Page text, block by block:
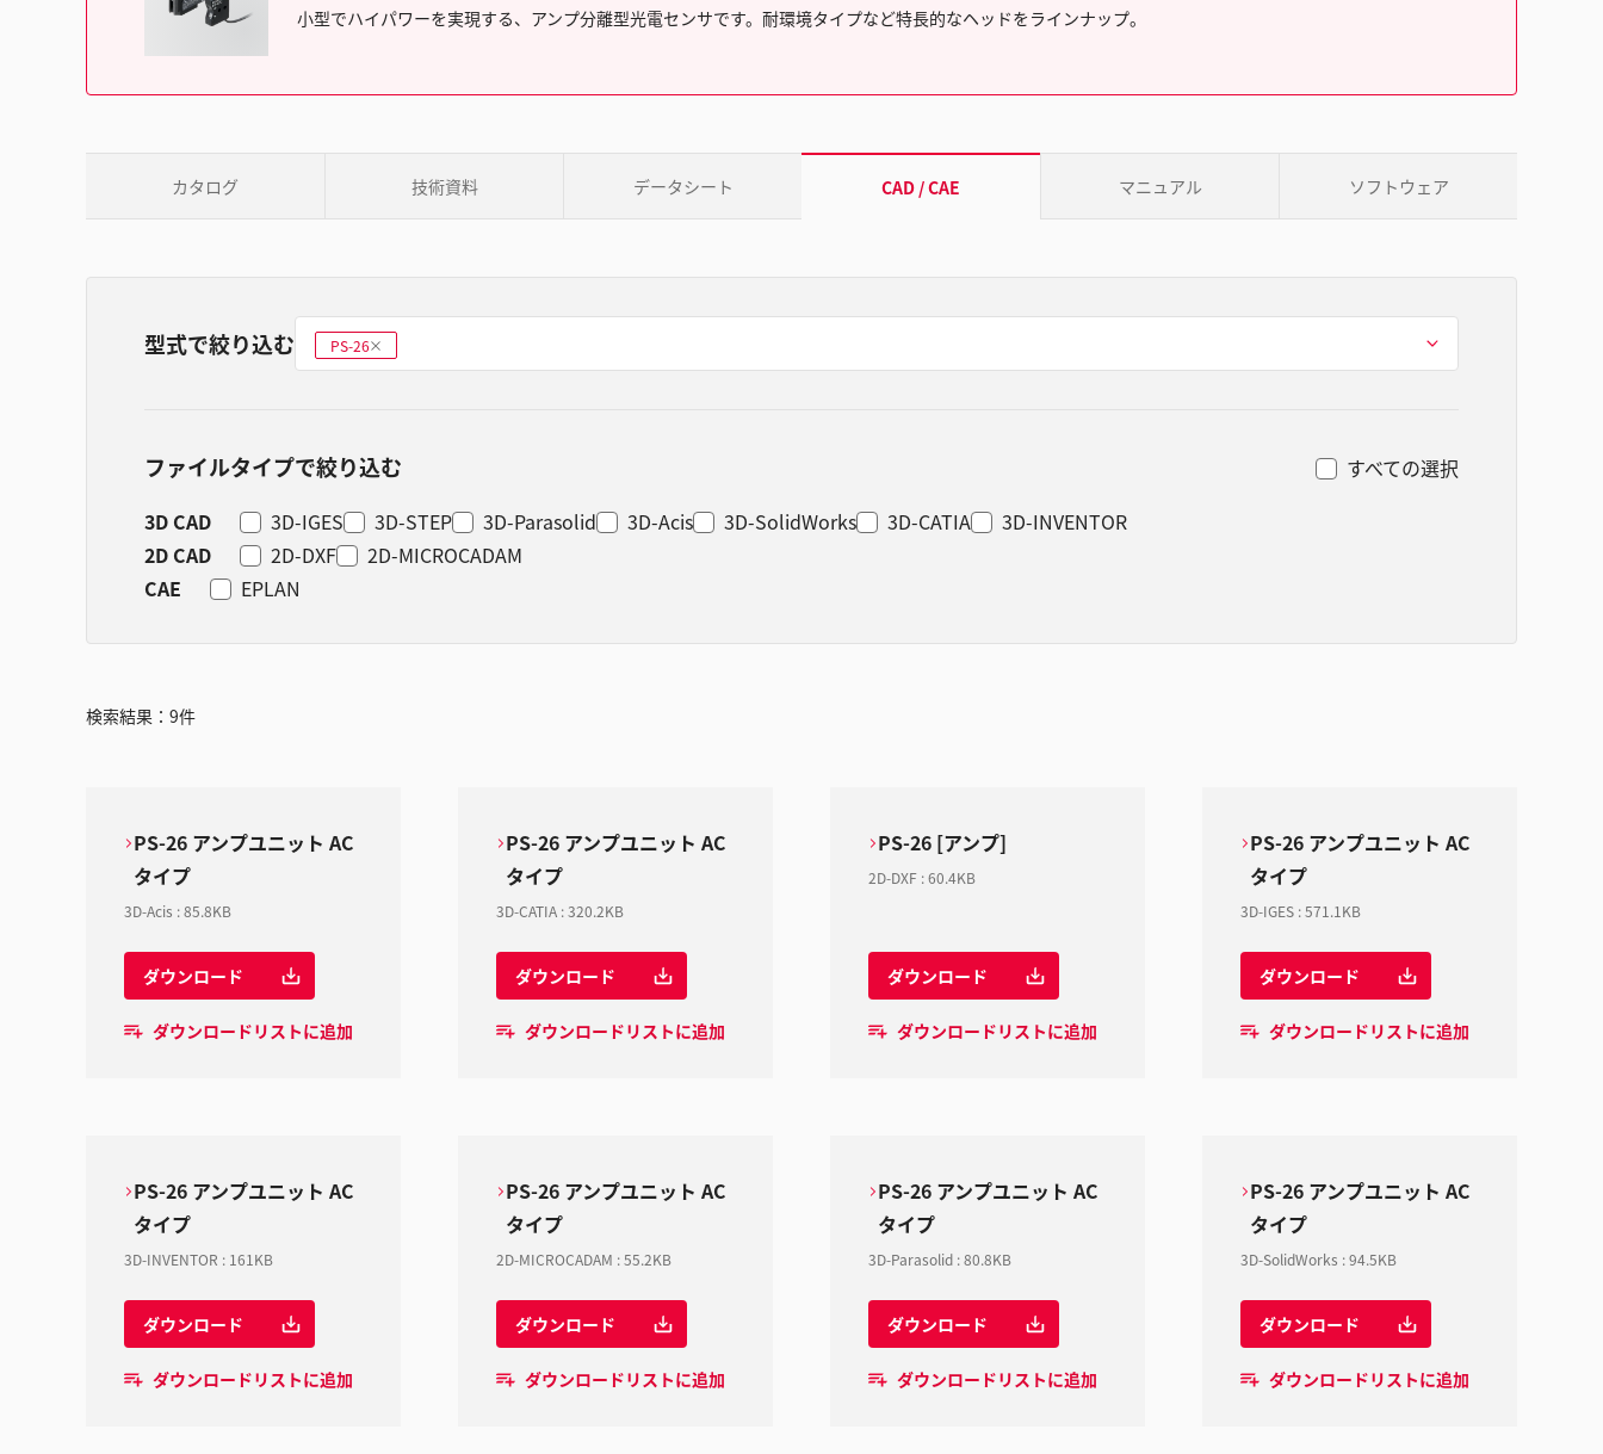
小型でハイパワーを実現する、アンプ分離型光電センサです。耐環境タイプなど特長的なヘッドをラインナップ。
カタログ 技術資料 データシート CAD / CAE マニュアル ソフトウェア
型式で絞り込む 型式を選ぶ
PS-26削
除
ファイルタイプで絞り込む
3D CAD 3D-IGES 3D-STEP 3D-Parasolid 3D-Acis 3D-SolidWorks 3D-CATIA
3D-INVENTOR
2D CAD
2D-DXF
2D-MICROCADAM
CAE
EPLAN
すべての選択
検索結果： 9件
PS-26 アンプユニット AC
タイプ
3D-Acis :85.8KB
ダウンロード
ダウンロードリストに追加
PS-26 アンプユニット AC
タイプ
3D-CATIA :320.2KB
ダウンロード
ダウンロードリストに追加
PS-26 [アンプ]
2D-DXF :60.4KB
ダウンロード
ダウンロードリストに追加
PS-26 アンプユニット AC
タイプ
3D-IGES :571.1KB
ダウンロード
ダウンロードリストに追加
PS-26 アンプユニット AC
タイプ
3D-INVENTOR : 161KB
ダウンロード
ダウンロードリストに追加
PS-26 アンプユニット AC
タイプ
2D-MICROCADAM :55.2KB
ダウンロード
ダウンロードリストに追加
PS-26 アンプユニット AC
タイプ
3D-Parasolid :80.8KB
ダウンロード
ダウンロードリストに追加
PS-26 アンプユニット AC
タイプ
3D-SolidWorks :94.5KB
ダウンロード
ダウンロードリストに追加